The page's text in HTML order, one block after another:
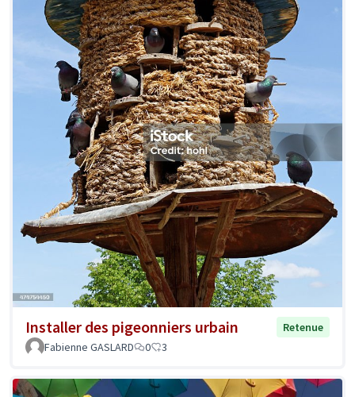
Installer des pigeonniers urbain
Retenue
Fabienne GASLARD
0 3